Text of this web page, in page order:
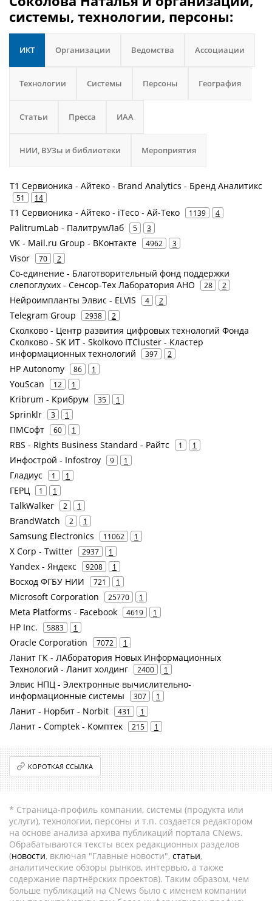
системы, технологии, персоны:
ИКТ Организации Ведомства Ассоциации
Технологии Системы Персоны География
Статьи Пресса ИАА
НИИ, ВУЗы и библиотеки Мероприятия
Т1 Сервионика - Айтеко - Brand Analytics - Бренд Аналитикс
51 14
Т1 Сервионика - Айтеко - iTeco - Ай-Теко 1139 4
PalitrumLab - ПалитрумЛаб 5 3
VK - Mail.ru Group - ВКонтакте 4962 3
Visor 70 2
Со-единение - Благотворительный фонд поддержки
слепоглухих - Сенсор-Тех Лаборатория АНО
28 2
Нейроимпланты Элвис - ELVIS 4 2
Telegram Group 2938 2
Сколково - Центр развития цифровых технологий Фонда
Сколково - SK ИТ - Skolkovo ITCluster - Кластер
информационных технологий
397 2
HP Autonomy 86 1
YouScan 12 1
Kribrum - Крибрум 35 1
Sprinklr 3 1
ПМСофт 60 1
RBS - Rights Business Standard - Райтс 1 1
Инфострой - Infostroy 9 1
Гладиус 1 1
ГЕРЦ 1 1
TalkWalker 2 1
BrandWatch 2 1
Samsung Electronics 11062 1
X Corp - Twitter 2937 1
Yandex - Яндекс 9208 1
Восход ФГБУ НИИ 721 1
Microsoft Corporation 25770 1
Meta Platforms - Facebook 4619 1
HP Inc. 5883 1
Oracle Corporation 7072 1
Ланит ГК - ЛАборатория Новых Информационных
Технологий - Ланит холдинг
2400 1
Элвис НПЦ - Электронные вычислительно-
информационные системы
307 1
Ланит - Норбит - Norbit 431 1
Ланит - Comptek - Комптек 215 1
КОРОТКАЯ ССЫЛКА
* Страница-профиль компании, системы (продукта или
услуги), технологии, персоны и т.п. создается редактором
на основе анализа архива публикаций портала CNews.
Обрабатываются тексты всех редакционных разделов
(новости, включая "Главные новости", статьи,
аналитические обзоры рынков, интервью, а также
содержание партнёрских проектов). Таким образом, чем
больше публикаций на CNews было с именем компании